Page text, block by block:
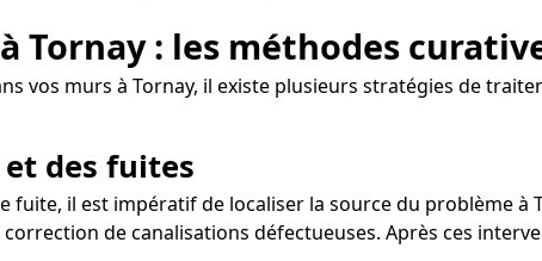
Tornay : les méthodes
vos murs à Tornay, il existe plusieurs stratégies de
des fuites
il est impératif de localiser la source du problème à
de canalisations défectueuses. Après ces